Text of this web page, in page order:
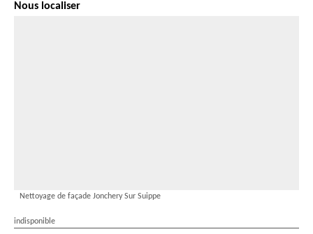
Nous localiser
Nettoyage de façade Jonchery Sur Suippe
indisponible